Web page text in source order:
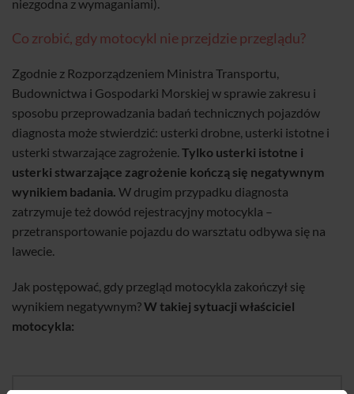
niezgodna z wymaganiami).
Co zrobić, gdy motocykl nie przejdzie przeglądu?
Zgodnie z Rozporządzeniem Ministra Transportu,
Budownictwa i Gospodarki Morskiej w sprawie zakresu i
sposobu przeprowadzania badań technicznych pojazdów
diagnosta może stwierdzić: usterki drobne, usterki istotne i
usterki stwarzające zagrożenie. Tylko usterki istotne i
usterki stwarzające zagrożenie kończą się negatywnym
wynikiem badania. W drugim przypadku diagnosta
zatrzymuje też dowód rejestracyjny motocykla –
przetransportowanie pojazdu do warsztatu odbywa się na
lawecie.
Jak postępować, gdy przegląd motocykla zakończył się
wynikiem negatywnym?W takiej sytuacji właściciel
motocykla: